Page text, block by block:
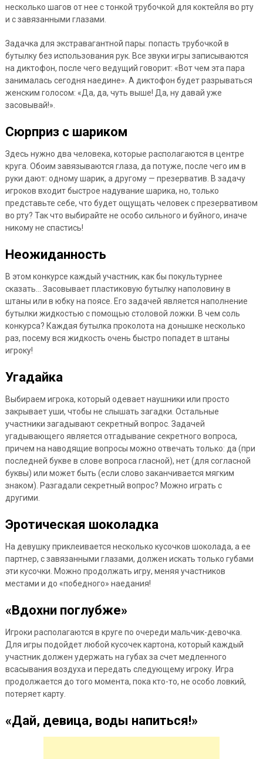
несколько шагов от нее с тонкой трубочкой для коктейля во рту
и с завязанными глазами.
Задачка для экстравагантной пары: попасть трубочкой в
бутылку без использования рук. Все звуки игры записываются
на диктофон, после чего ведущий говорит: «Вот чем эта пара
занималась сегодня наедине». А диктофон будет разрываться
женским голосом: «Да, да, чуть выше! Да, ну давай уже
засовывай!».
Сюрприз с шариком
Здесь нужно два человека, которые располагаются в центре
круга. Обоим завязываются глаза, да потуже, после чего им в
руки дают: одному шарик, а другому — презерватив. В задачу
игроков входит быстрое надувание шарика, но, только
представьте себе, что будет ощущать человек с презервативом
во рту? Так что выбирайте не особо сильного и буйного, иначе
никому не спастись!
Неожиданность
В этом конкурсе каждый участник, как бы покультурнее
сказать… Засовывает пластиковую бутылку наполовину в
штаны или в юбку на поясе. Его задачей является наполнение
бутылки жидкостью с помощью столовой ложки. В чем соль
конкурса? Каждая бутылка проколота на донышке несколько
раз, посему вся жидкость очень быстро попадет в штаны
игроку!
Угадайка
Выбираем игрока, который одевает наушники или просто
закрывает уши, чтобы не слышать загадки. Остальные
участники загадывают секретный вопрос. Задачей
угадывающего является отгадывание секретного вопроса,
причем на наводящие вопросы можно отвечать только: да (при
последней букве в слове вопроса гласной), нет (для согласной
буквы) или может быть (если слово заканчивается мягким
знаком). Разгадали секретный вопрос? Можно играть с
другими.
Эротическая шоколадка
На девушку приклеивается несколько кусочков шоколада, а ее
партнер, с завязанными глазами, должен искать только губами
эти кусочки. Можно продолжать игру, меняя участников
местами и до «победного» наедания!
«Вдохни поглубже»
Игроки располагаются в круге по очереди мальчик-девочка.
Для игры подойдет любой кусочек картона, который каждый
участник должен удержать на губах за счет медленного
всасывания воздуха и передать следующему игроку. Игра
продолжается до того момента, пока кто-то, не особо ловкий,
потеряет карту.
«Дай, девица, воды напиться!»